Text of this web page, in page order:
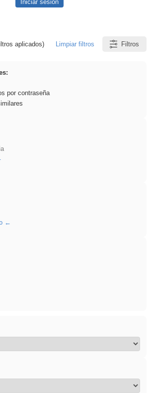
Iniciar sesión
EducaMadrid
aplicados) Limpiar filtros Filtros
por contraseña